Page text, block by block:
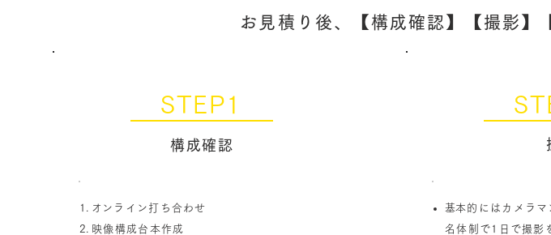
お見積り後、【構成確認】【撮影】
STEP1
構成確認
​オンライン打ち合わせ​
映像構成台本作成​
基本的にはカメラ
名体制で1日で撮影